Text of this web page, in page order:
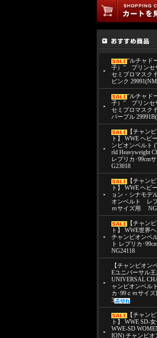
“ルチャド
子）” プリンセ
セミプロマスク
ピンク
“ルチャド
子）” プリンセ
セミプロマスク
パープル
【チャン
ト】 WWE ヘビ
ンピオンベルト
rld Heavyweight
レプリカ･
G23018
【チャン
ト】 WWE ヘ
ョン・シナモ
オンベルト レ
ｍサイズ用
【チャン
ト】 WWE世界
チャンピオンベ
ト レプリカ･
NG24118
【チャンピオン
Eユニバーサル王
UNIVERSAL
ャンピオンベル
カ･99ｃｍサイ
3
【チャン
ト】 WWE SD-
WWE-SD
ION) チャンピ